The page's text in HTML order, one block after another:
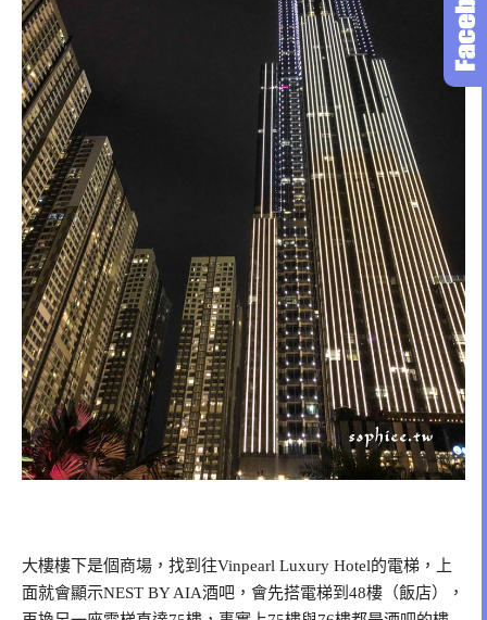
大樓樓下是個商場，找到往Vinpearl Luxury Hotel的電梯，上
面就會顯示NEST BY AIA酒吧，會先搭電梯到48樓（飯店），